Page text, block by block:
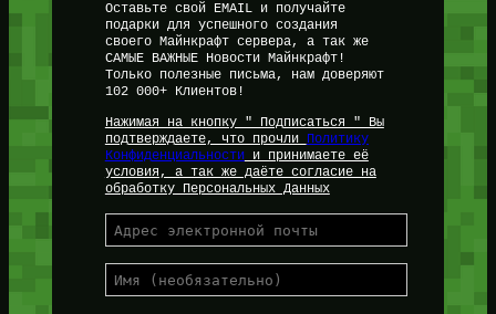
Оставьте свой EMAIL и получайте
подарки для успешного создания
своего Майнкрафт сервера, а так же
САМЫЕ ВАЖНЫЕ Новости Майнкрафт!
Только полезные письма, нам доверяют
102 000+ Клиентов!
Нажимая на кнопку " Подписаться " Вы
подтверждаете, что прочли
Политику
Конфиденциальностии принимаете её
условия, а так же даёте согласие на
обработку Персональных Данных